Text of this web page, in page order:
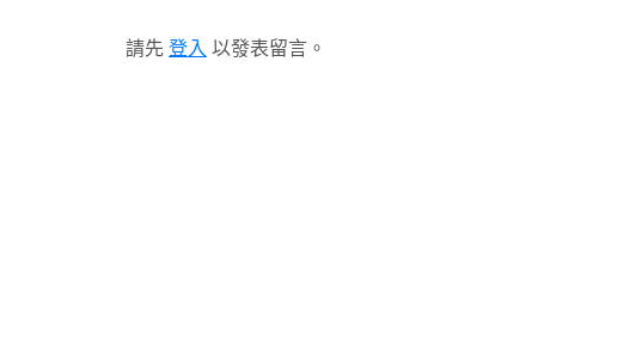
請先 登入 以發表留言。